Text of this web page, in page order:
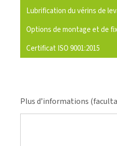
Lubrification du vérins de
Options de montage et de
Certificat ISO 9001:2015
Plus d’informations